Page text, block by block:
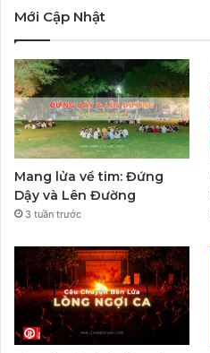
c
b
o
o
k
u
b
e
Mới Cập Nhật
Mang lửa về tim: Đứng
Dậy và Lên Đường
3 tuần trước